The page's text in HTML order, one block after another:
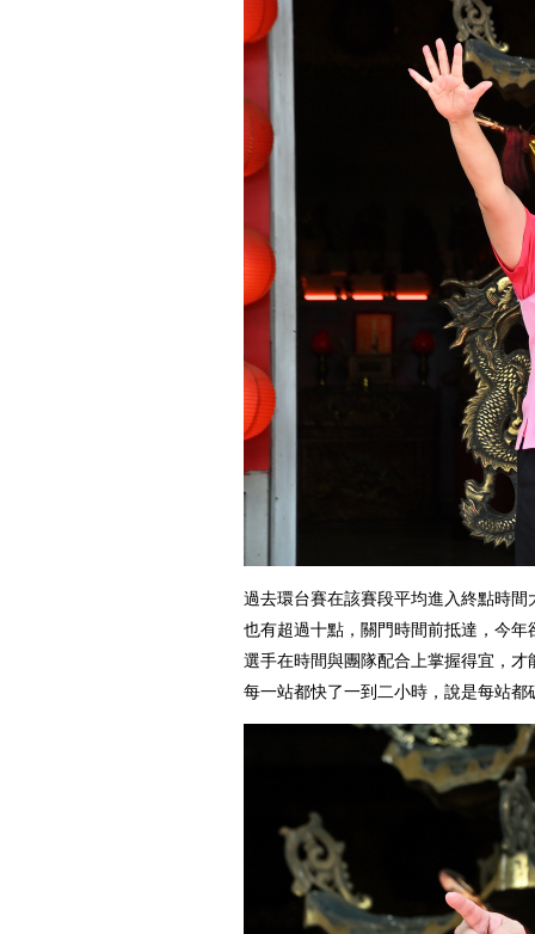
過去環台賽在該賽段平均進入終點時間
也有超過十點，關門時間前抵達，今
選手在時間與團隊配合上掌握得宜，
每一站都快了一到二小時，說是每站都